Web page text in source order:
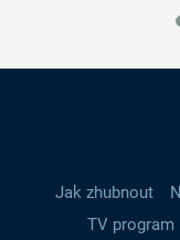
Jak zhubnout
TV program